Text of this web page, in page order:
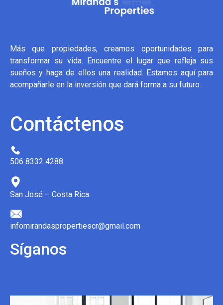
Más que propiedades, creamos oportunidades para
transformar su vida. Encuentre el lugar que refleja sus
sueños y haga de ellos una realidad. Estamos aquí para
acompañarle en la inversión que dará forma a su futuro.
Contáctenos
506 8332 4288
San José – Costa Rica
infomirandaspropertiescr@gmail.com
Síganos